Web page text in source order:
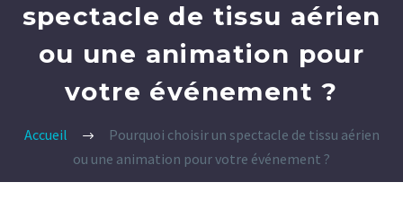
spectacle de tissu aérien
ou une animation pour
votre événement ?
Accueil
Pourquoi choisir un spectacle de tissu aérien
ou une animation pour votre événement ?